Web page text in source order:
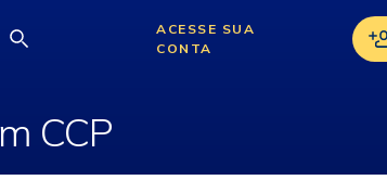
Swap com CCP
ACESSE SUA
CONTA
CCP